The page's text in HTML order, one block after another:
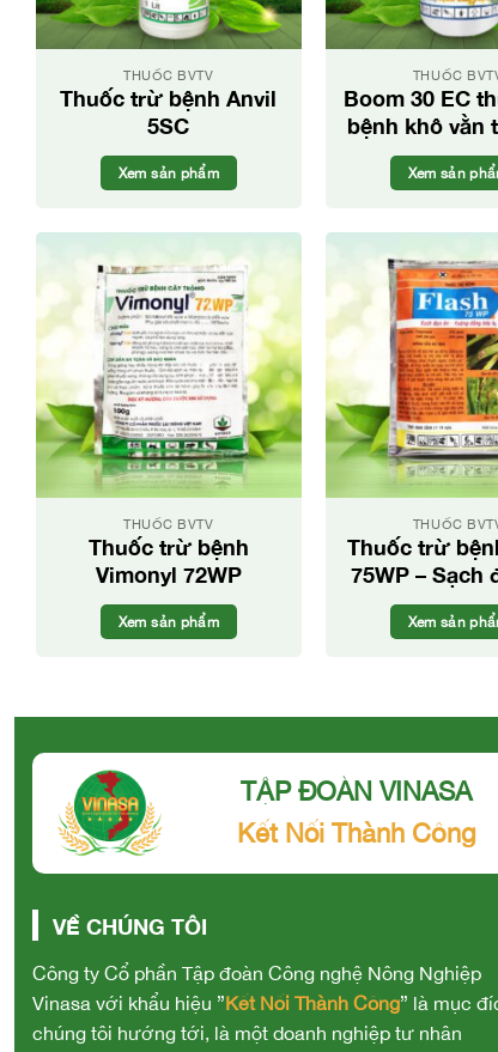
THUỐC BVTV
Thuốc trừ bệnh Anvil
5SC
Xem sản phẩm
THUỐC
Boom 30 EC
bệnh khô vằn
Xem sản
THUỐC BVTV
Thuốc trừ bệnh
Vimonyl 72WP
Xem sản phẩm
THUỐC
Thuốc trừ
75WP – Sạch
lúa trĩu
Xem sản
TẬP ĐOÀN VINASA
Kết Nối Thành Công
VỀ CHÚNG TÔI
Công ty Cổ phần Tập đoàn Công nghệ Nông Nghiệp
Vinasa với khẩu hiệu ”Kết Nối Thành Công” là mục
chúng tôi hướng tới, là một doanh nghiệp tư nhân